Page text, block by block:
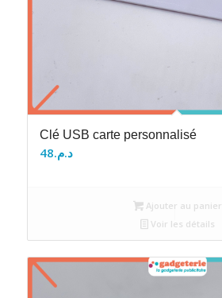
Clé USB carte personnalisé
د.م.48
Ajouter au panier
Voir les détails